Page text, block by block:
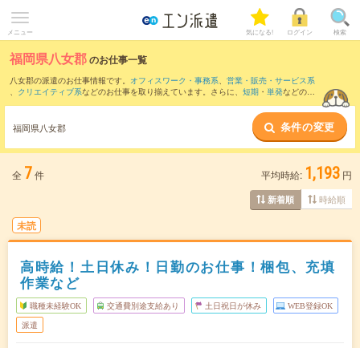
メニュー 気になる! ログイン 検索
福岡県八女郡のお仕事一覧
八女郡の派遣のお仕事情報です。 オフィスワーク・事務系、 営業・販売・サービス系
、 クリエイティブ系などのお仕事を取り揃えています。さらに、 短期 ・ 単発などの期
また、鳥栖市・
など隣接エリアのお仕事もご確認いただけ
ます。
福岡県八女郡 条件の変更
全 7件 平均時給: 1,193 円
新着順 時給順
未読
高時給！土日休み！日勤のお仕事！梱包、充填
作業など
職種未経験OK 交通費別途支給あり 土日祝日が休み WEB登録OK
派遣